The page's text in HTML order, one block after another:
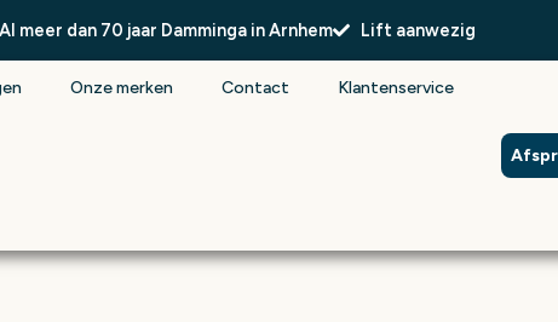
Al meer dan 70 jaar Damminga in Arnhem Lift aanwezig
Onze merken Contact Klantenservice